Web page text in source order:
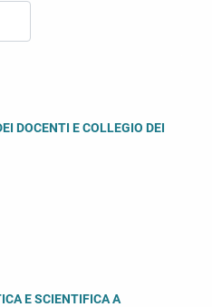
DOCENTI E COLLEGIO DEI
E SCIENTIFICA A